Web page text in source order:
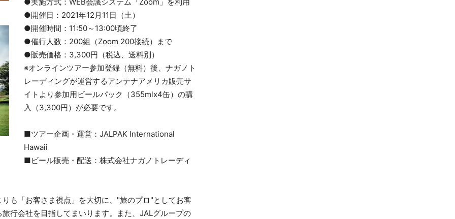
●開催日：2021年12月11日（土）
●開催時間：11:50～13:00頃終了
●催行人数：200組（Zoom 200接続）まで
●販売価格：3,300円（税込、送料別）
※オンラインツアー参加登録（無料）後、ナガノト
レーディングが運営するアンテナアメリカ販売サ
イトより参加用ビールパック（355mlx4缶）の購
入（3,300円）が必要です。
■ツアー企画・運営：JALPAK International
Hawaii
■ビール販売・配送：株式会社ナガノトレーディ
も「お客さま視点」を大切に、"旅のプロ"としてお客
行会社を目指してまいります。また、JALグループの